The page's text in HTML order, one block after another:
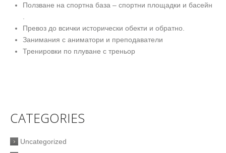
Ползване на спортна база – спортни площадки и басейн
Превоз до всички исторически обекти и обратно.
Занимания с аниматори и преподаватели
Тренировки по плуване с треньор
CATEGORIES
Uncategorized